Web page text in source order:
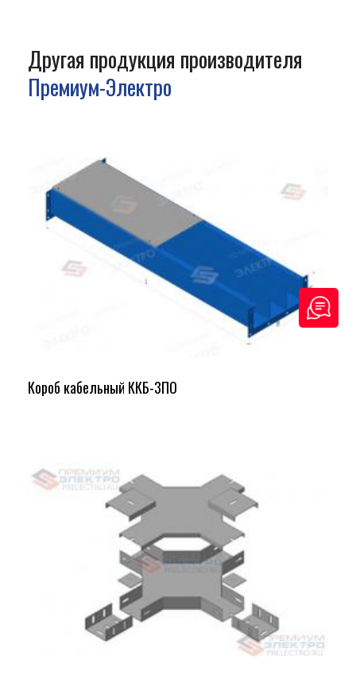
Другая продукция производителя
Премиум-Электро
Короб кабельный ККБ-3ПО